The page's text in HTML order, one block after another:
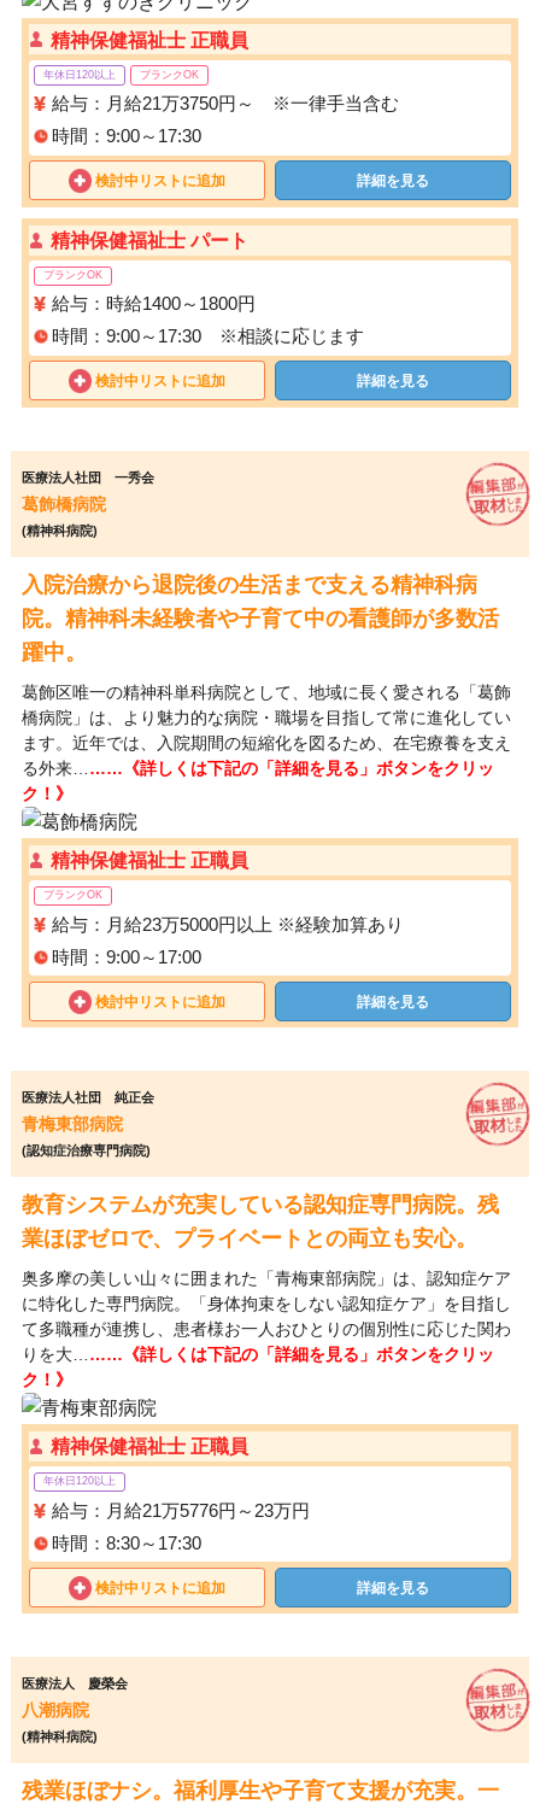
精神保健福祉士 正職員
年休日120以上 ブランクOK
給与：月給21万3750円～ ※一律手当含む
時間：9:00～17:30
検討中リストに追加 詳細を見る
精神保健福祉士 パート
ブランクOK
給与：時給1400～1800円
時間：9:00～17:30 ※相談に応じます
検討中リストに追加 詳細を見る
医療法人社団 一秀会
葛飾橋病院
(精神科病院)
入院治療から退院後の生活まで支える精神科病
院。精神科未経験者や子育て中の看護師が多数活
躍中。
葛飾区唯一の精神科単科病院として、地域に長く愛される「葛飾
橋病院」は、より魅力的な病院・職場を目指して常に進化してい
ます。近年では、入院期間の短縮化を図るため、在宅療養を支え
る外来… ……《詳しくは下記の「詳細を見る」ボタンをクリッ
ク！》
精神保健福祉士 正職員
ブランクOK
給与：月給23万5000円以上 ※経験加算あり
時間：9:00～17:00
検討中リストに追加 詳細を見る
医療法人社団 純正会
青梅東部病院
(認知症治療専門病院)
教育システムが充実している認知症専門病院。残
業ほぼゼロで、プライベートとの両立も安心。
奥多摩の美しい山々に囲まれた「青梅東部病院」は、認知症ケア
に特化した専門病院。「身体拘束をしない認知症ケア」を目指し
て多職種が連携し、患者様お一人おひとりの個別性に応じた関わ
りを大… ……《詳しくは下記の「詳細を見る」ボタンをクリッ
ク！》
精神保健福祉士 正職員
年休日120以上
給与：月給21万5776円～23万円
時間：8:30～17:30
検討中リストに追加 詳細を見る
医療法人 慶榮会
八潮病院
(精神科病院)
残業ほぼナシ。福利厚生や子育て支援が充実。一